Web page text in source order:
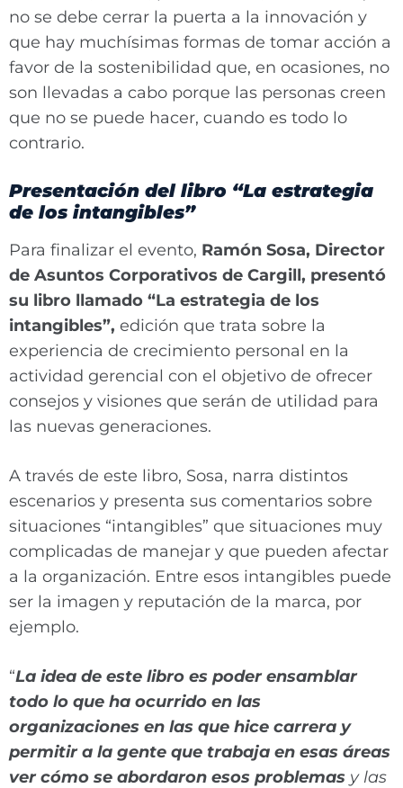
no se debe cerrar la puerta a la innovación y
que hay muchísimas formas de tomar acción a
favor de la sostenibilidad que, en ocasiones, no
son llevadas a cabo porque las personas creen
que no se puede hacer, cuando es todo lo
contrario.
Presentación del libro “La estrategia
de los intangibles”
Para finalizar el evento, Ramón Sosa, Director
de Asuntos Corporativos de Cargill, presentó
su libro llamado “La estrategia de los
intangibles”, edición que trata sobre la
experiencia de crecimiento personal en la
actividad gerencial con el objetivo de ofrecer
consejos y visiones que serán de utilidad para
las nuevas generaciones.
A través de este libro, Sosa, narra distintos
escenarios y presenta sus comentarios sobre
situaciones “intangibles” que situaciones muy
complicadas de manejar y que pueden afectar
a la organización. Entre esos intangibles puede
ser la imagen y reputación de la marca, por
ejemplo.
“La idea de este libro es poder ensamblar
todo lo que ha ocurrido en las
organizaciones en las que hice carrera y
permitir a la gente que trabaja en esas áreas
ver cómo se abordaron esos problemas y las